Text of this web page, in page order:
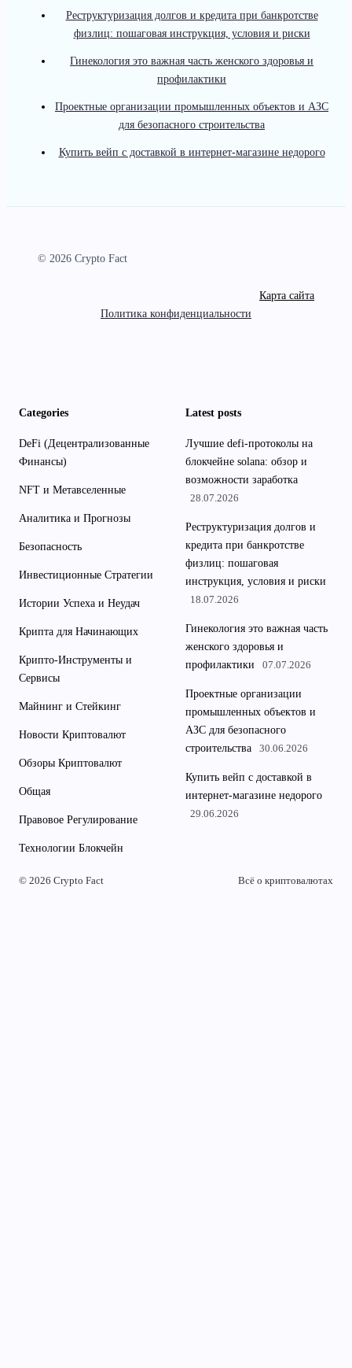
Реструктуризация долгов и кредита при банкротстве
физлиц: пошаговая инструкция, условия и риски
Гинекология это важная часть женского здоровья и
профилактики
Проектные организации промышленных объектов и АЗС
для безопасного строительства
Купить вейп с доставкой в интернет-магазине недорого
© 2026 Crypto Fact
Карта сайта
Политика конфиденциальности
Categories
DeFi (Децентрализованные
Финансы)
NFT и Метавселенные
Аналитика и Прогнозы
Безопасность
Инвестиционные Стратегии
Истории Успеха и Неудач
Крипта для Начинающих
Крипто-Инструменты и
Сервисы
Майнинг и Стейкинг
Новости Криптовалют
Обзоры Криптовалют
Общая
Правовое Регулирование
Технологии Блокчейн
Latest posts
Лучшие defi-протоколы на
блокчейне solana: обзор и
возможности заработка
28.07.2026
Реструктуризация долгов и
кредита при банкротстве
физлиц: пошаговая
инструкция, условия и риски
18.07.2026
Гинекология это важная часть
женского здоровья и
профилактики
07.07.2026
Проектные организации
промышленных объектов и
АЗС для безопасного
строительства
30.06.2026
Купить вейп с доставкой в
интернет-магазине недорого
29.06.2026
© 2026 Crypto Fact Всё о криптовалютах